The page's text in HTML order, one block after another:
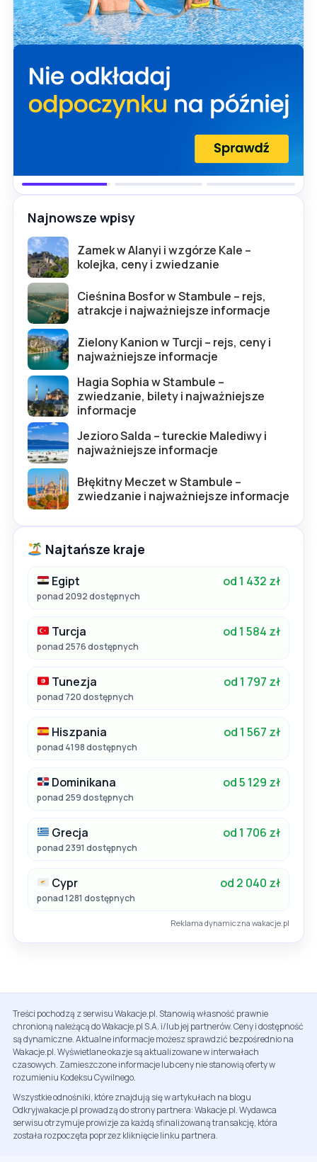
Najnowsze wpisy
Zamek w Alanyi i wzgórze Kale –
kolejka, ceny i zwiedzanie
Cieśnina Bosfor w Stambule – rejs,
atrakcje i najważniejsze informacje
Zielony Kanion w Turcji – rejs, ceny i
najważniejsze informacje
Hagia Sophia w Stambule –
zwiedzanie, bilety i najważniejsze
informacje
Jezioro Salda – tureckie Malediwy i
najważniejsze informacje
Błękitny Meczet w Stambule –
zwiedzanie i najważniejsze informacje
Najtańsze kraje
Egipt od 1 432 zł
ponad 2092 dostępnych
Turcja od 1 584 zł
ponad 2576 dostępnych
Tunezja od 1 797 zł
ponad 720 dostępnych
Hiszpania od 1 567 zł
ponad 4198 dostępnych
Dominikana od 5 129 zł
ponad 259 dostępnych
Grecja od 1 706 zł
ponad 2391 dostępnych
Cypr od 2 040 zł
ponad 1281 dostępnych
Reklama dynamiczna wakacje.pl
Treści pochodzą z serwisu Wakacje.pl. Stanowią własność prawnie
chronioną należącą do Wakacje.pl S.A. i/lub jej partnerów. Ceny i dostępność
są dynamiczne. Aktualne informacje możesz sprawdzić bezpośrednio na
Wakacje.pl. Wyświetlane okazje są aktualizowane w interwałach
czasowych. Zamieszczone informacje lub ceny nie stanowią oferty w
rozumieniu Kodeksu Cywilnego.
Wszystkie odnośniki, które znajdują się w artykułach na blogu
Odkryjwakacje.pl prowadzą do strony partnera: Wakacje.pl. Wydawca
serwisu otrzymuje prowizje za każdą sfinalizowaną transakcję, która
została rozpoczęta poprzez kliknięcie linku partnera.